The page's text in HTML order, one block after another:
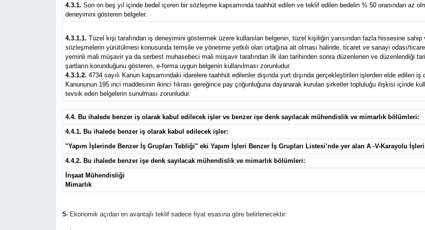
4.3.1. Son on beş yıl içinde bedel içeren bir sözleşme kapsamında taahhüt edilen ve teklif edilen bedelin % 50 oranından az
deneyimini gösteren belgeler.
4.3.1.1. Tüzel kişi tarafından iş deneyimini göstermek üzere kullanılan belgenin, tüzel kişiliğin yarısından fazla hissesine
sözleşmelerin yürütülmesi konusunda temsile ve yönetime yetkili olan ortağına ait olması halinde, ticaret ve sanayi odası/
yeminli mali müşavir ya da serbest muhasebeci mali müşavir tarafından ilk ilan tarihinden sonra düzenlenen ve düzenlendiği
şartların korunduğunu gösteren, e-forma uygun belgenin kullanılması zorunludur.
4.3.1.2. 4734 sayılı Kanun kapsamındaki idarelere taahhüt edilenler dışında yurt dışında gerçekleştirilen işlerden elde edilen
Kanununun 195 inci maddesinin ikinci fıkrası gereğince pay çoğunluğuna dayanarak kurulan şirketler topluluğu ilişkisi içinde
tevsik eden belgelerin sunulması zorunludur.
4.4. Bu ihalede benzer iş olarak kabul edilecek işler ve benzer işe denk sayılacak mühendislik ve mimarlık bölümleri:
4.4.1. Bu ihalede benzer iş olarak kabul edilecek işler:
''Yapım İşlerinde Benzer İş Grupları Tebliği" eki Yapım İşleri Benzer İş Grupları Listesi’nde yer alan A -V-Karayolu
4.4.2. Bu ihalede benzer işe denk sayılacak mühendislik ve mimarlık bölümleri:
İnşaat Mühendisliği
Mimarlık
5-Ekonomik açıdan en avantajlı teklif sadece fiyat esasına göre belirlenecektir.